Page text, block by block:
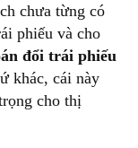
chưa từng có
phiếu và cho
đổi trái phiếu
khác, cái này
cho thị